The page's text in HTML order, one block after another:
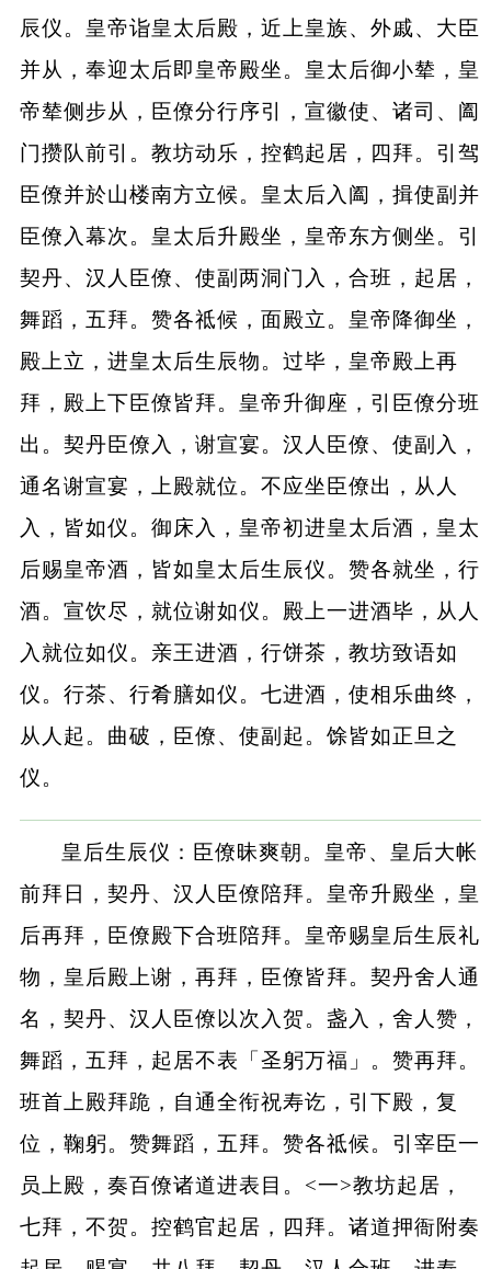
辰仪。皇帝诣皇太后殿，近上皇族、外戚、大臣
并从，奉迎太后即皇帝殿坐。皇太后御小辇，皇
帝辇侧步从，臣僚分行序引，宣徽使、诸司、阖
门攒队前引。教坊动乐，控鹤起居，四拜。引驾
臣僚并於山楼南方立候。皇太后入阖，揖使副并
臣僚入幕次。皇太后升殿坐，皇帝东方侧坐。引
契丹、汉人臣僚、使副两洞门入，合班，起居，
舞蹈，五拜。赞各祗候，面殿立。皇帝降御坐，
殿上立，进皇太后生辰物。过毕，皇帝殿上再
拜，殿上下臣僚皆拜。皇帝升御座，引臣僚分班
出。契丹臣僚入，谢宣宴。汉人臣僚、使副入，
通名谢宣宴，上殿就位。不应坐臣僚出，从人
入，皆如仪。御床入，皇帝初进皇太后酒，皇太
后赐皇帝酒，皆如皇太后生辰仪。赞各就坐，行
酒。宣饮尽，就位谢如仪。殿上一进酒毕，从人
入就位如仪。亲王进酒，行饼茶，教坊致语如
仪。行茶、行肴膳如仪。七进酒，使相乐曲终，
从人起。曲破，臣僚、使副起。馀皆如正旦之
仪。
皇后生辰仪：臣僚昧爽朝。皇帝、皇后大帐
前拜日，契丹、汉人臣僚陪拜。皇帝升殿坐，皇
后再拜，臣僚殿下合班陪拜。皇帝赐皇后生辰礼
物，皇后殿上谢，再拜，臣僚皆拜。契丹舍人通
名，契丹、汉人臣僚以次入贺。盏入，舍人赞，
舞蹈，五拜，起居不表「圣躬万福」。赞再拜。
班首上殿拜跪，自通全衔祝寿讫，引下殿，复
位，鞠躬。赞舞蹈，五拜。赞各祗候。引宰臣一
员上殿，奏百僚诸道进表目。<一>教坊起居，
七拜，不贺。控鹤官起居，四拜。诸道押衙附奏